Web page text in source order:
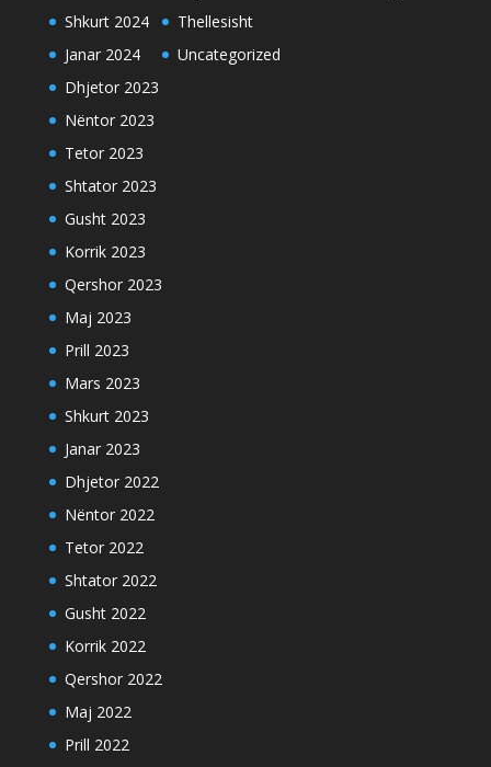
Shkurt 2024
Janar 2024
Dhjetor 2023
Nëntor 2023
Tetor 2023
Shtator 2023
Gusht 2023
Korrik 2023
Qershor 2023
Maj 2023
Prill 2023
Mars 2023
Shkurt 2023
Janar 2023
Dhjetor 2022
Nëntor 2022
Tetor 2022
Shtator 2022
Gusht 2022
Korrik 2022
Qershor 2022
Maj 2022
Prill 2022
Thellesisht
Uncategorized